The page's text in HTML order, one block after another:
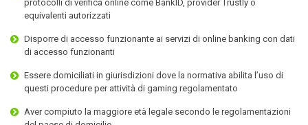
protocolli di verifica online come BankID, provider Trustly o
equivalenti autorizzati
Disporre di accesso funzionante ai servizi di online banking con dati
di accesso funzionanti
Essere domiciliati in giurisdizioni dove la normativa abilita l’uso di
questi procedure per attività di gaming regolamentato
Aver compiuto la maggiore età legale secondo le regolamentazioni